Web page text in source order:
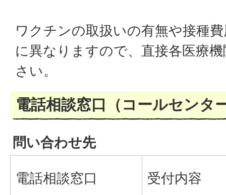
ワクチンの取扱いの有無や接種
に異なりますので、直接各医療
さい。
電話相談窓口（コールセンタ
問い合わせ先
電話相談窓口 受付内容